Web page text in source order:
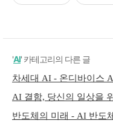
'AI' 카테고리의 다른 글
AI 결함, 당신의 일상을
반도체의 미래 - AI 반도